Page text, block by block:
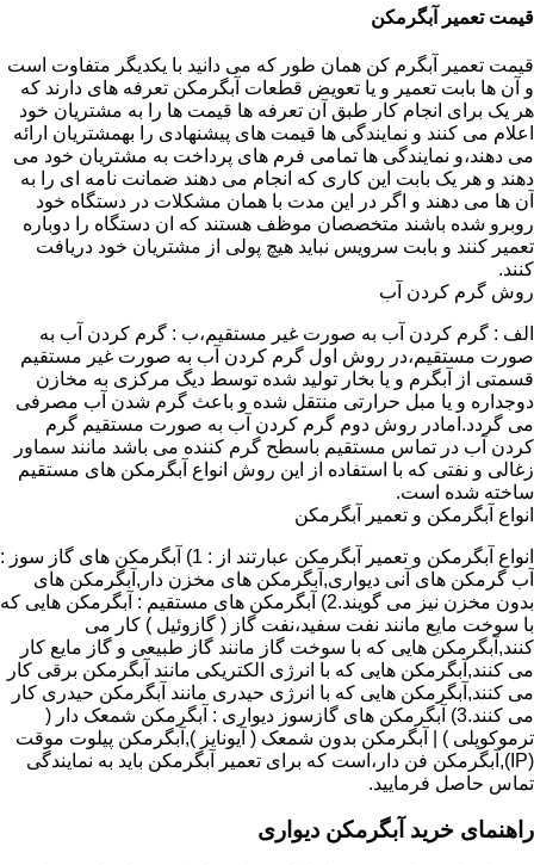
قیمت تعمیر آبگرمکن
قیمت تعمیر آبگرم کن همان طور که می دانید با یکدیگر متفاوت است
و آن ها بابت تعمیر و یا تعویض قطعات آبگرمکن تعرفه های دارند که
هر یک برای انجام کار طبق آن تعرفه ها قیمت ها را به مشتریان خود
اعلام می کنند و نمایندگی ها قیمت های پیشنهادی را بهمشتریان ارائه
می دهند،و نمایندگی ها تمامی فرم های پرداخت به مشتریان خود می
دهند و هر یک بابت این کاری که انجام می دهند ضمانت نامه ای را به
آن ها می دهند و اگر در این مدت با همان مشکلات در دستگاه خود
روبرو شده باشند متخصصان موظف هستند که ان دستگاه را دوباره
تعمیر کنند و بابت سرویس نباید هیچ پولی از مشتریان خود دریافت
کنند.
روش گرم کردن آب
الف : گرم کردن آب به صورت غیر مستقیم،ب : گرم کردن آب به
صورت مستقیم،در روش اول گرم کردن آب به صورت غیر مستقیم
قسمتی از آبگرم و یا بخار تولید شده توسط دیگ مرکزی به مخازن
دوجداره و یا مبل حرارتی منتقل شده و باعث گرم شدن آب مصرفی
می گردد.امادر روش دوم گرم کردن آب به صورت مستقیم گرم
کردن آب در تماس مستقیم باسطح گرم کننده می باشد مانند سماور
زغالی و نفتی که با استفاده از این روش انواع آبگرمکن های مستقیم
ساخته شده است.
انواع آبگرمکن و تعمیر آبگرمکن
انواع آبگرمکن و تعمیر آبگرمکن عبارتند از : 1) آبگرمکن های گاز سوز :
آب گرمکن های آنی دیواری,آبگرمکن های مخزن دار,آبگرمکن های
بدون مخزن نیز می گویند.2) آبگرمکن های مستقیم : آبگرمکن هایی که
با سوخت مایع مانند نفت سفید،نفت گاز ( گازوئیل ) کار می
کنند,آبگرمکن هایی که با سوخت گاز مانند گاز طبیعی و گاز مایع کار
می کنند,آبگرمکن هایی که با انرژی الکتریکی مانند آبگرمکن برقی کار
می کنند,آبگرمکن هایی که با انرژی حیدری مانند آبگرمکن حیدری کار
می کنند.3) آبگرمکن های گازسوز دیواری : آبگرمکن شمعک دار (
ترموکوپلی ) | آبگرمکن بدون شمعک ( آیونایز ),آبگرمکن پیلوت موقت
(IP),آبگرمکن فن دار،است که برای تعمیر آبگرمکن باید به نمایندگی
تماس حاصل فرمایید.
راهنمای خرید آبگرمکن دیواری